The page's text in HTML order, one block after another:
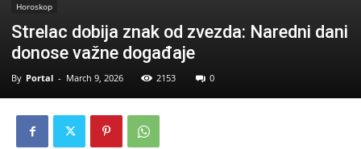
Horoskop
Strelac dobija znak od zvezda: Naredni dani
donose važne događaje
By Portal - March 9, 2026 2153 0